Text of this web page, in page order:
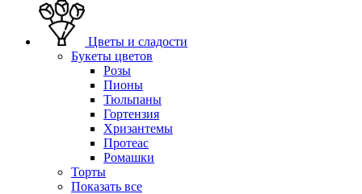
Цветы и сладости
Букеты цветов
Розы
Пионы
Тюльпаны
Гортензия
Хризантемы
Протеас
Ромашки
Торты
Показать все